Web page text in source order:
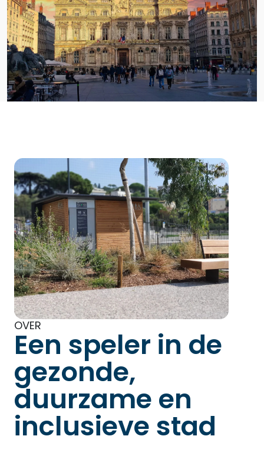
OVER
Een speler in de
gezonde,
duurzame en
inclusieve stad